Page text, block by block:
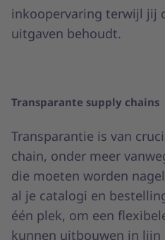
inkoopervaring terwijl jij
uitgaven behoudt.
Transparante supply chains
Transparantie is van
chain, onder meer
die moeten worden
al je catalogi en
één plek, om een
kunnen uitbouwen in lijn